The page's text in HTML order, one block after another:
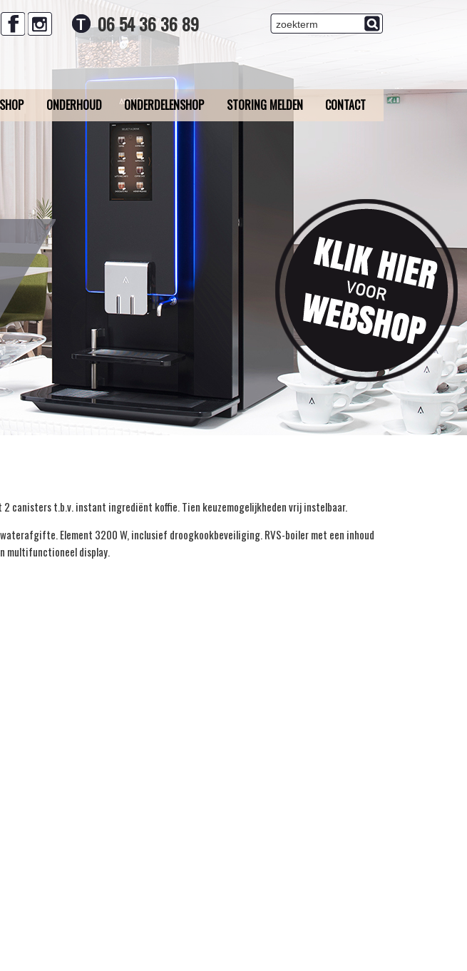
06 54 36 36 89
ONDERHOUD ONDERDELENSHOP STORING MELDEN CONTACT
canisters t.b.v. instant ingrediënt koffie. Tien keuzemogelijkheden vrij instelbaar.
Element 3200 W, inclusief droogkookbeveiliging. RVS-boiler met een inhoud
multifunctioneel display.